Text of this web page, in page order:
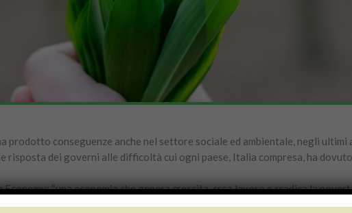
prodotto conseguenze anche nel settore sociale ed ambientale, negli
risposta dei governi alle difficoltà cui ogni paese, Italia compresa, ha
“una economia che genera crescita, crea lavoro e sradica la
pianeta”.